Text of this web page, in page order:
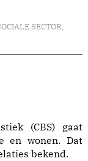
SECTOR,
(CBS) gaat
en wonen. Dat
bekend.